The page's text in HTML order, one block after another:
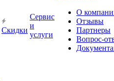
Скидки
Сервис
и
услуги
О
Отзывы
Партнеры
Вопрос-